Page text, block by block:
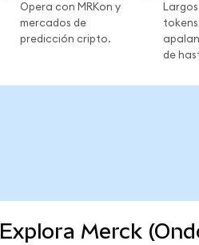
Opera con MRKon y
mercados de
predicción cripto.
de
Explora Merck